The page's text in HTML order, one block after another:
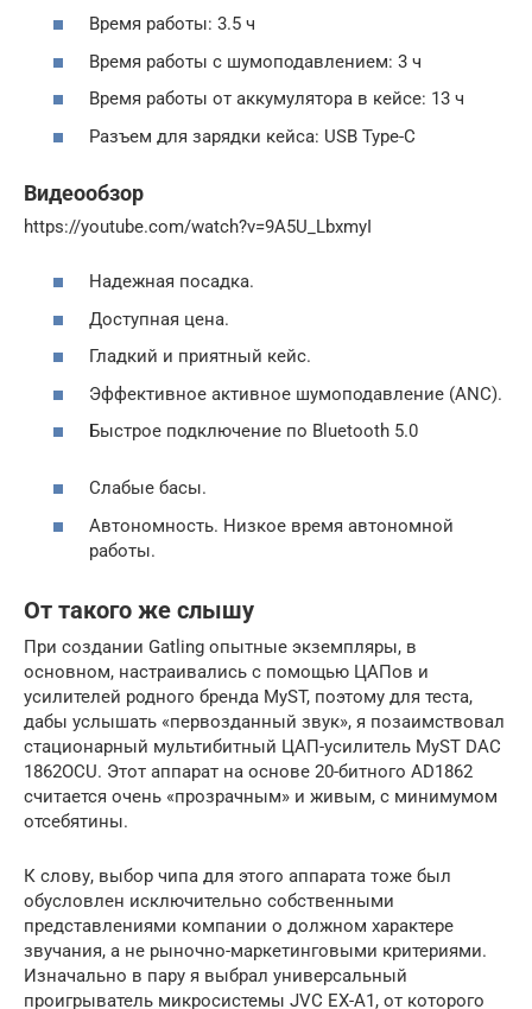
Время работы: 3.5 ч
Время работы с шумоподавлением: 3 ч
Время работы от аккумулятора в кейсе: 13 ч
Разъем для зарядки кейса: USB Type-C
Видеообзор
https://youtube.com/watch?v=9A5U_LbxmyI
Надежная посадка.
Доступная цена.
Гладкий и приятный кейс.
Эффективное активное шумоподавление (ANC).
Быстрое подключение по Bluetooth 5.0
Слабые басы.
Автономность. Низкое время автономной
работы.
От такого же слышу
При создании Gatling опытные экземпляры, в
основном, настраивались с помощью ЦАПов и
усилителей родного бренда MyST, поэтому для теста,
дабы услышать «первозданный звук», я позаимствовал
стационарный мультибитный ЦАП-усилитель MyST DAC
1862OCU. Этот аппарат на основе 20-битного AD1862
считается очень «прозрачным» и живым, с минимумом
отсебятины.
К слову, выбор чипа для этого аппарата тоже был
обусловлен исключительно собственными
представлениями компании о должном характере
звучания, а не рыночно-маркетинговыми критериями.
Изначально в пару я выбрал универсальный
проигрыватель микросистемы JVC EX-A1, от которого